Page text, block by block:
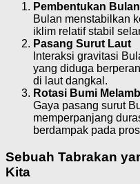
Pembentukan Bulan
Bulan menstabilkan
iklim relatif stabil
Pasang Surut Laut
Interaksi gravitasi
yang diduga
di laut dangkal.
Rotasi Bumi
Gaya pasang surut
memperpanjang
berdampak pada
Sebuah Tabrakan
Kita